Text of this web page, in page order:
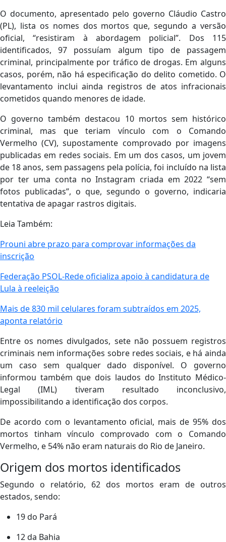
O documento, apresentado pelo governo Cláudio Castro
(PL), lista os nomes dos mortos que, segundo a versão
oficial, “resistiram à abordagem policial”. Dos 115
identificados, 97 possuíam algum tipo de passagem
criminal, principalmente por tráfico de drogas. Em alguns
casos, porém, não há especificação do delito cometido. O
levantamento inclui ainda registros de atos infracionais
cometidos quando menores de idade.
O governo também destacou 10 mortos sem histórico
criminal, mas que teriam vínculo com o Comando
Vermelho (CV), supostamente comprovado por imagens
publicadas em redes sociais. Em um dos casos, um jovem
de 18 anos, sem passagens pela polícia, foi incluído na lista
por ter uma conta no Instagram criada em 2022 “sem
fotos publicadas”, o que, segundo o governo, indicaria
tentativa de apagar rastros digitais.
Leia Também:
Prouni abre prazo para comprovar informações da
inscrição
Federação PSOL-Rede oficializa apoio à candidatura de
Lula à reeleição
Mais de 830 mil celulares foram subtraídos em 2025,
aponta relatório
Entre os nomes divulgados, sete não possuem registros
criminais nem informações sobre redes sociais, e há ainda
um caso sem qualquer dado disponível. O governo
informou também que dois laudos do Instituto Médico-
Legal (IML) tiveram resultado inconclusivo,
impossibilitando a identificação dos corpos.
De acordo com o levantamento oficial, mais de 95% dos
mortos tinham vínculo comprovado com o Comando
Vermelho, e 54% não eram naturais do Rio de Janeiro.
Origem dos mortos identificados
Segundo o relatório, 62 dos mortos eram de outros
estados, sendo:
19 do Pará
12 da Bahia